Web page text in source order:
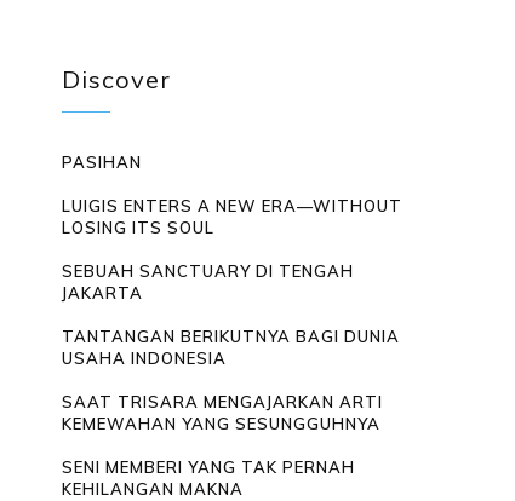
Discover
PASIHAN
LUIGIS ENTERS A NEW ERA—WITHOUT
LOSING ITS SOUL
SEBUAH SANCTUARY DI TENGAH
JAKARTA
TANTANGAN BERIKUTNYA BAGI DUNIA
USAHA INDONESIA
SAAT TRISARA MENGAJARKAN ARTI
KEMEWAHAN YANG SESUNGGUHNYA
SENI MEMBERI YANG TAK PERNAH
KEHILANGAN MAKNA